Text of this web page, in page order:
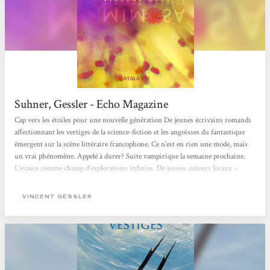
Suhner, Gessler - Echo Magazine
Cap vers les étoiles pour une nouvelle génération De jeunes écrivains romands
affectionnant les vertiges de la science-fiction et les angoisses du fantastique
émergent sur la scène littéraire francophone. Ce n’est en rien une mode, mais
un vrai phénomène. Appelé à durer? Suite vampirique la semaine prochaine.
L’espace comme champ d’explorations infinies. De jeunes auteurs locaux –
mondes, qu’ils soient d’ailleurs ou intimes. La Suisse traîne une réputation...
VINCENT GESSLER